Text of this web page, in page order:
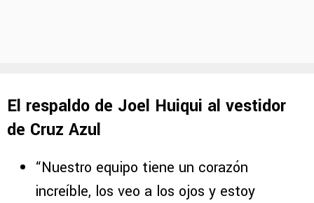
El respaldo de Joel Huiqui al vestidor
de Cruz Azul
“Nuestro equipo tiene un corazón
increíble, los veo a los ojos y estoy